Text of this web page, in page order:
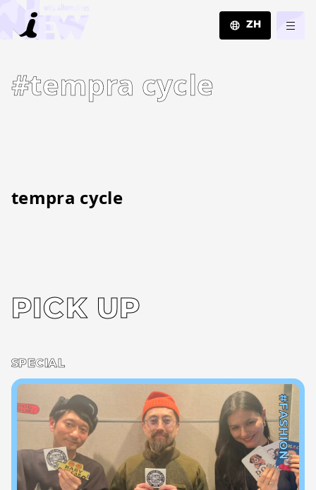
ZH
#tempra cycle
tempra cycle
PICK UP
SPECIAL
#FASHION